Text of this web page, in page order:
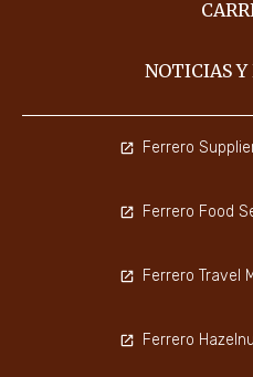
NOTICIAS
Ferrero
Ferrero Food
Ferrero Travel
Ferrero